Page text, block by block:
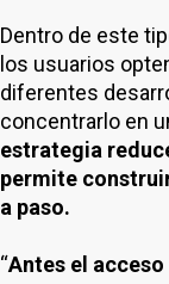
Dentro de este
los usuarios
diferentes
concentrarlo en
estrategia
permite
a paso.
“Antes el